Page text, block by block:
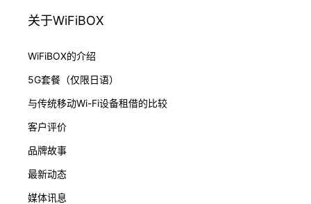
关于WiFiBOX
WiFiBOX的介绍
5G套餐（仅限日语）
与传统移动Wi-Fi设备租借的比较
客户评价
品牌故事
最新动态
媒体讯息